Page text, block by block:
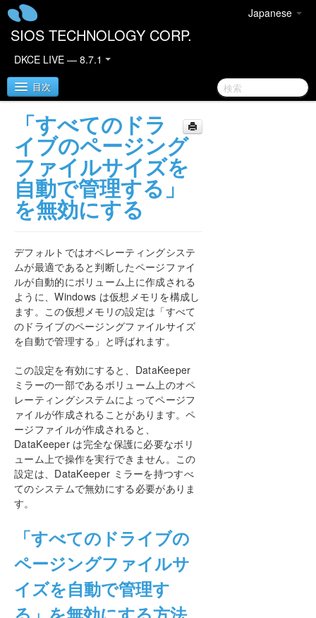
Japanese
SIOS TECHNOLOGY CORP.
DKCE LIVE — 8.7.1
目次
SIOS DataKeeper Cluster Edition
DataKeeper Cluster Edition リリースノート
DataKeeper Cluster Edition クイックスタートガイ
ド
AWS で DataKeeper Cluster Edition をデプロイす
る
Azure で DataKeeper Cluster Edition をデプロイす
る
複数の可用性ゾーン（AZ）にまたがるAzureでファイ
ル サーバー クラスターを構成する
DataKeeper Cluster Edition インストレーションガ
イド
DataKeeper Cluster Edition テクニカルドキュメン
テーション
ユーザインターフェース
コンポーネント
DataKeeper サービスログオン ID とパスワードの選択
セクタサイズ
ネットワーク帯域
ネットワークアダプタ設定
DataKeeper サービスログオン ID とパスワードの
選択
「すべてのドラ
イブのページング
ファイルサイズを
自動で管理する」
を無効にする
デフォルトではオペレーティングシステ
ムが最適であると判断したページファイ
ルが自動的にボリューム上に作成される
ように、Windows は仮想メモリを構成し
ます。この仮想メモリの設定は「すべて
のドライブのページングファイルサイズ
を自動で管理する」と呼ばれます。
この設定を有効にすると、DataKeeper
ミラーの一部であるボリューム上のオペ
レーティングシステムによってページフ
ァイルが作成されることがあります。ペ
ージファイルが作成されると、
DataKeeper は完全な保護に必要なボリ
ューム上で操作を実行できません。この
設定は、DataKeeper ミラーを持つすべ
てのシステムで無効にする必要がありま
す。
「すべてのドライブの
ページングファイルサ
イズを自動で管理す